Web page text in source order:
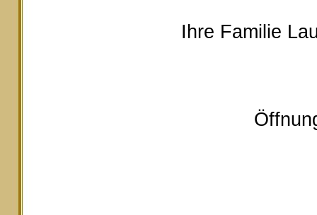
Ihre Familie